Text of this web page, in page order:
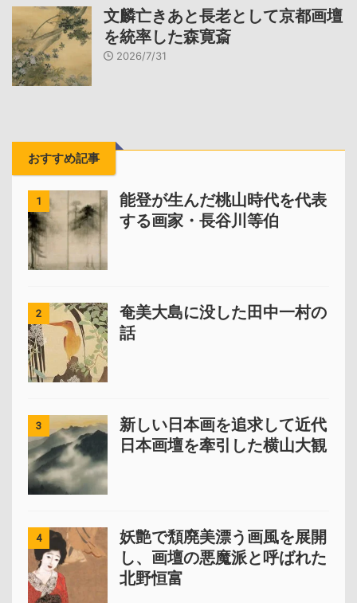
文麟亡きあと長老として京都画壇
を統率した森寛斎
2026/7/31
おすすめ記事
1
能登が生んだ桃山時代を代表
する画家・長谷川等伯
2
奄美大島に没した田中一村の
話
3
新しい日本画を追求して近代
日本画壇を牽引した横山大観
4
妖艶で頽廃美漂う画風を展開
し、画壇の悪魔派と呼ばれた
北野恒富